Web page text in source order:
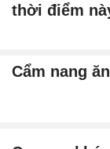
thời điểm
Cẩm nang